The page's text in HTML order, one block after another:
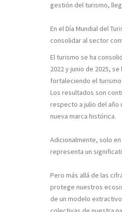
gestión del turismo,
En el Día Mundial del
consolidar al sector
El turismo se ha
2022 y junio de 2025,
fortaleciendo el
Los resultados son
respecto a julio del año
nueva marca histórica.
Adicionalmente, solo
representa un
Pero más allá de las
protege nuestros
de un modelo